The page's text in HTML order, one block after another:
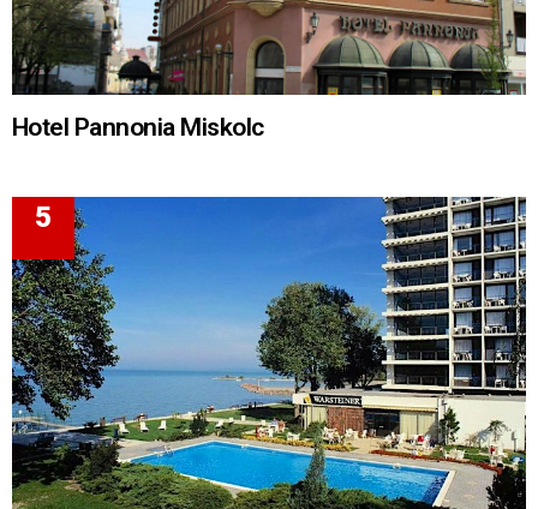
Hotel Pannonia Miskolc